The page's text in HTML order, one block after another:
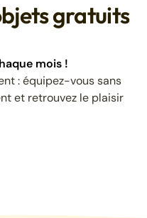
gratuits
mois !
: équipez-vous sans
et retrouvez le plaisir